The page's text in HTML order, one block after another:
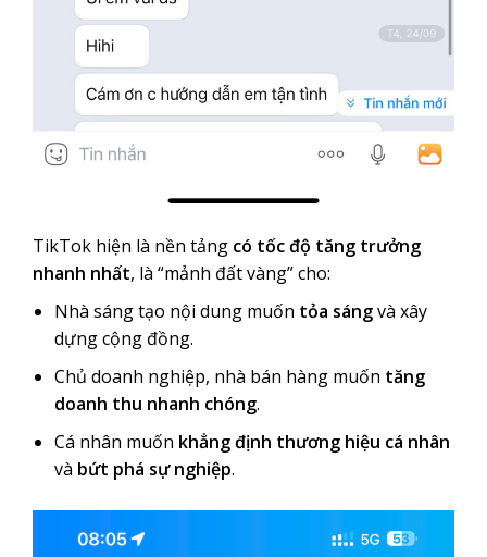
TikTok hiện là nền tảng có tốc độ tăng trưởng
nhanh nhất, là “mảnh đất vàng” cho:
Nhà sáng tạo nội dung muốn tỏa sángvà xây
dựng cộng đồng.
Chủ doanh nghiệp, nhà bán hàng muốn tăng
doanh thu nhanh chóng.
Cá nhân muốn khẳng định thương hiệu cá nhân
và bứt phá sự nghiệp.